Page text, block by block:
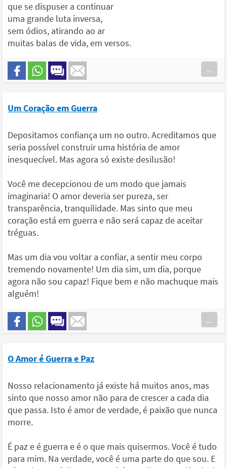
que se dispuser a continuar
uma grande luta inversa,
sem ódios, atirando ao ar
muitas balas de vida, em versos.
...
Um Coração em Guerra
Depositamos confiança um no outro. Acreditamos que
seria possível construir uma história de amor
inesquecível. Mas agora só existe desilusão!
Você me decepcionou de um modo que jamais
imaginaria! O amor deveria ser pureza, ser
transparência, tranquilidade. Mas sinto que meu
coração está em guerra e não será capaz de aceitar
tréguas.
Mas um dia vou voltar a confiar, a sentir meu corpo
tremendo novamente! Um dia sim, um dia, porque
agora não sou capaz! Fique bem e não machuque mais
alguém!
...
O Amor é Guerra e Paz
Nosso relacionamento já existe há muitos anos, mas
sinto que nosso amor não para de crescer a cada dia
que passa. Isto é amor de verdade, é paixão que nunca
morre.
É paz e é guerra e é o que mais quisermos. Você é tudo
para mim. Na verdade, você é uma parte do que sou. E